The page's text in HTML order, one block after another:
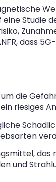
Studie
dass
die
riesiges
und